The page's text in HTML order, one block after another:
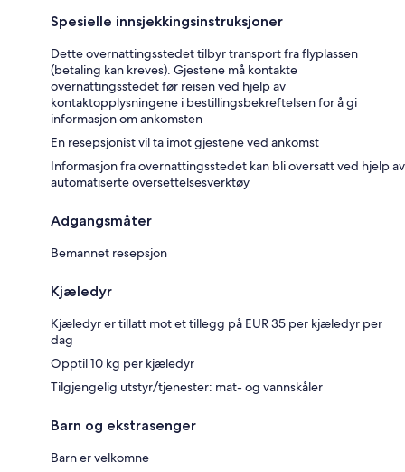
Spesielle innsjekkingsinstruksjoner
Dette overnattingsstedet tilbyr transport fra flyplassen
(betaling kan kreves). Gjestene må kontakte
overnattingsstedet før reisen ved hjelp av
kontaktopplysningene i bestillingsbekreftelsen for å gi
informasjon om ankomsten
En resepsjonist vil ta imot gjestene ved ankomst
Informasjon fra overnattingsstedet kan bli oversatt ved hjelp av
automatiserte oversettelsesverktøy
Adgangsmåter
Bemannet resepsjon
Kjæledyr
Kjæledyr er tillatt mot et tillegg på EUR 35 per kjæledyr per
dag
Opptil 10 kg per kjæledyr
Tilgjengelig utstyr/tjenester: mat- og vannskåler
Barn og ekstrasenger
Barn er velkomne